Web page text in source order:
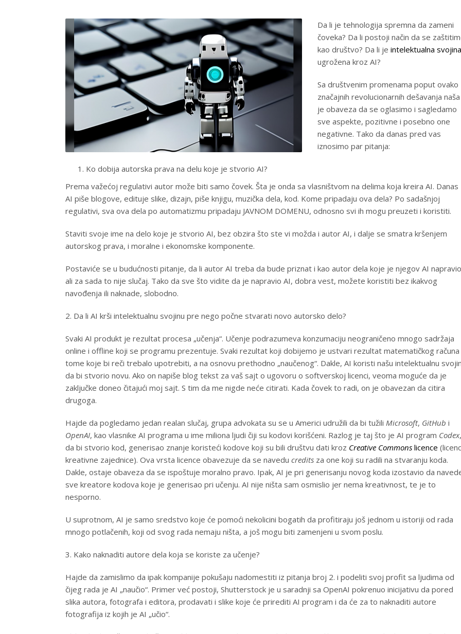
Da li je tehnologija spremna da zameni
čoveka? Da li postoji način da se
kao društvo? Da li je intelektualna svojina
ugrožena kroz AI?
Sa društvenim promenama poput ovako
značajnih revolucionarnih dešavanja naša
je obaveza da se oglasimo i sagledamo
sve aspekte, pozitivne i posebno one
negativne. Tako da danas pred vas
iznosimo par pitanja:
Ko dobija autorska prava na delu koje je stvorio AI?
Prema važećoj regulativi autor može biti samo čovek. Šta je onda sa vlasništvom na delima koja kreira AI. Danas
AI piše blogove, edituje slike, dizajn, piše knjigu, muzička dela, kod. Kome pripadaju ova dela? Po sadašnjoj
regulativi, sva ova dela po automatizmu pripadaju JAVNOM DOMENU, odnosno svi ih mogu preuzeti i koristiti.
Staviti svoje ime na delo koje je stvorio AI, bez obzira što ste vi možda i autor AI, i dalje se smatra kršenjem
autorskog prava, i moralne i ekonomske komponente.
Postaviće se u budućnosti pitanje, da li autor AI treba da bude priznat i kao autor dela koje je njegov AI
ali za sada to nije slučaj. Tako da sve što vidite da je napravio AI, dobra vest, možete koristiti bez ikakvog
navođenja ili naknade, slobodno.
2. Da li AI krši intelektualnu svojinu pre nego počne stvarati novo autorsko delo?
Svaki AI produkt je rezultat procesa „učenja“. Učenje podrazumeva konzumaciju neograničeno mnogo sadržaja
online i offline koji se programu prezentuje. Svaki rezultat koji dobijemo je ustvari rezultat matematičkog
tome koje bi reči trebalo upotrebiti, a na osnovu prethodno „naučenog“. Dakle, AI koristi našu intelektualnu
da bi stvorio novu. Ako on napiše blog tekst za vaš sajt o ugovoru o softverskoj licenci, veoma moguće da je
zaključke doneo čitajući moj sajt. S tim da me nigde neće citirati. Kada čovek to radi, on je obavezan da citira
drugoga.
Hajde da pogledamo jedan realan slučaj, grupa advokata su se u Americi udružili da bi tužili Microsoft, GitHub i
OpenAI, kao vlasnike AI programa u ime miliona ljudi čiji su kodovi korišćeni. Razlog je taj što je AI program Codex,
da bi stvorio kod, generisao znanje koristeći kodove koji su bili društvu dati kroz Creative Commons licence
kreativne zajednice). Ova vrsta licence obavezuje da se navedu credits za one koji su radili na stvaranju koda.
Dakle, ostaje obaveza da se ispoštuje moralno pravo. Ipak, AI je pri generisanju novog koda izostavio da
sve kreatore kodova koje je generisao pri učenju. AI nije ništa sam osmislio jer nema kreativnost, te je to
nesporno.
U suprotnom, AI je samo sredstvo koje će pomoći nekolicini bogatih da profitiraju još jednom u istoriji od rada
mnogo potlačenih, koji od svog rada nemaju ništa, a još mogu biti zamenjeni u svom poslu.
3. Kako naknaditi autore dela koja se koriste za učenje?
Hajde da zamislimo da ipak kompanije pokušaju nadomestiti iz pitanja broj 2. i podeliti svoj profit sa ljudima od
čijeg rada je AI „naučio“. Primer već postoji, Shutterstock je u saradnji sa OpenAI pokrenuo inicijativu da pored
slika autora, fotografa i editora, prodavati i slike koje će prirediti AI program i da će za to naknaditi autore
fotografija iz kojih je AI „učio“.